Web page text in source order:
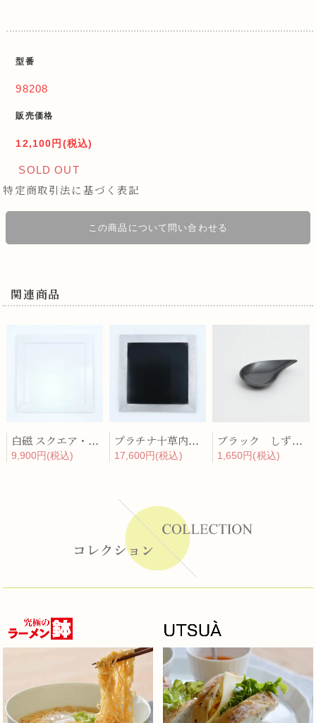
型番
98208
販売価格
12,100円(税込)
SOLD OUT
特定商取引法に基づく表記
この商品について問い合わせる
関連商品
白磁 スクエア・ディナープレート
9,900円(税込)
プラチナ十草内黒 スクエア・ディナープレート
17,600円(税込)
ブラック しずく皿
1,650円(税込)